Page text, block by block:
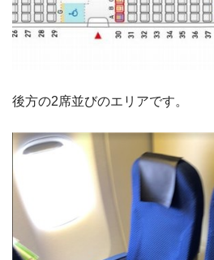
後方の2席並びのエリアです。